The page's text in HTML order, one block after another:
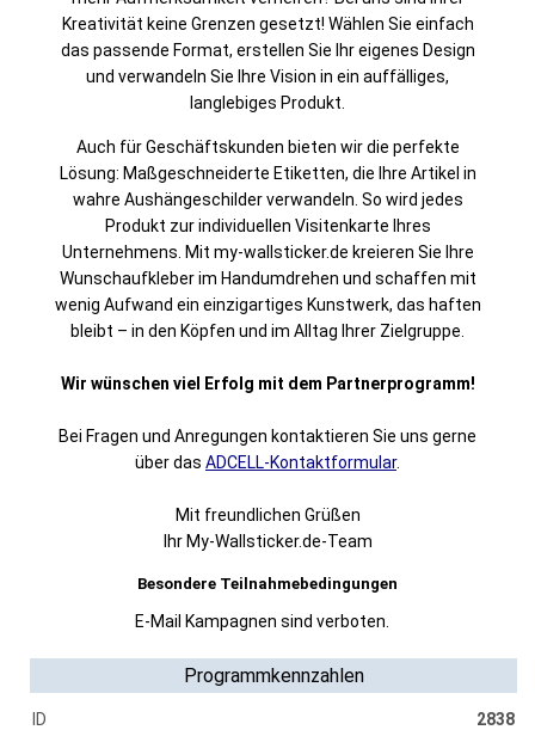
Kreativität keine Grenzen gesetzt! Wählen Sie einfach
das passende Format, erstellen Sie Ihr eigenes Design
und verwandeln Sie Ihre Vision in ein auffälliges,
langlebiges Produkt.
Auch für Geschäftskunden bieten wir die perfekte
Lösung: Maßgeschneiderte Etiketten, die Ihre Artikel in
wahre Aushängeschilder verwandeln. So wird jedes
Produkt zur individuellen Visitenkarte Ihres
Unternehmens. Mit my-wallsticker.de kreieren Sie Ihre
Wunschaufkleber im Handumdrehen und schaffen mit
wenig Aufwand ein einzigartiges Kunstwerk, das haften
bleibt – in den Köpfen und im Alltag Ihrer Zielgruppe.
Wir wünschen viel Erfolg mit dem Partnerprogramm!
Bei Fragen und Anregungen kontaktieren Sie uns gerne
über das ADCELL-Kontaktformular.
Mit freundlichen Grüßen
Ihr My-Wallsticker.de-Team
Besondere Teilnahmebedingungen
E-Mail Kampagnen sind verboten.
Programmkennzahlen
ID
2838